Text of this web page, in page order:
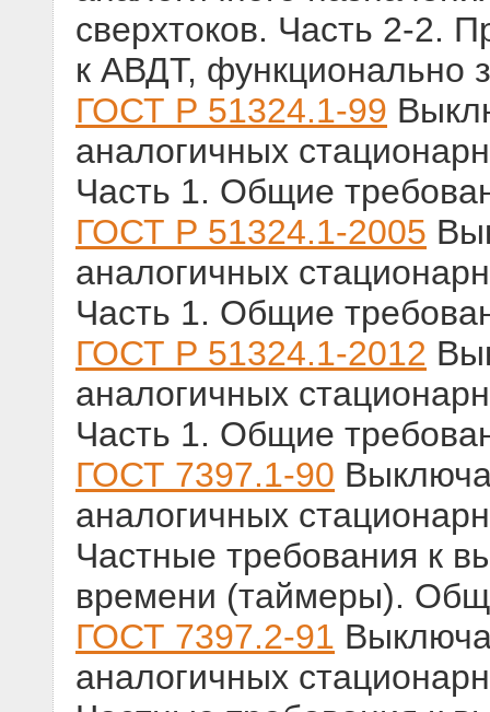
сверхтоков. Часть 2-2.
к АВДТ, функционально
ГОСТ Р 51324.1-99
аналогичных
Часть 1. Общие
ГОСТ Р 51324.1-2005
аналогичных
Часть 1. Общие
ГОСТ Р 51324.1-2012
аналогичных
Часть 1. Общие
ГОСТ 7397.1-90
аналогичных
Частные требования к
времени (таймеры).
ГОСТ 7397.2-91
аналогичных